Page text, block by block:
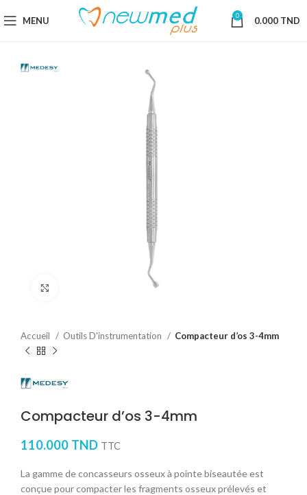
MENU 0 0.000 TND
Accueil Outils D'instrumentation Compacteur d’os 3-4mm
Compacteur d’os 3-4mm
110.000 TND TTC
La gamme de concasseurs osseux à pointe biseautée est
conçue pour compacter les fragments osseux prélevés et